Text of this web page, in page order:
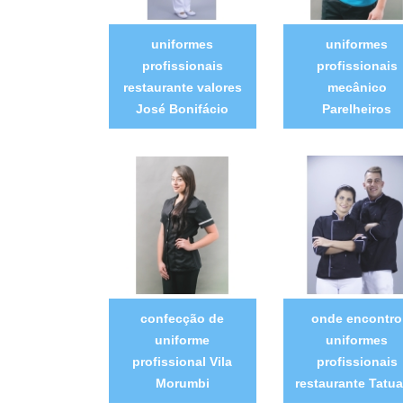
uniformes
profissionais
restaurante valores
José Bonifácio
uniformes
profissionais
mecânico
Parelheiros
confecção de
uniforme
profissional Vila
Morumbi
onde encontro
uniformes
profissionais
restaurante